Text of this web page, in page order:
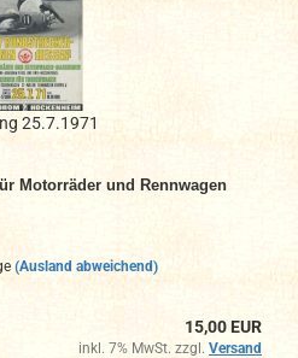
25.7.1971
Motorräder und Rennwagen
(Ausland abweichend)
15,00 EUR
inkl. 7% MwSt. zzgl. Versand